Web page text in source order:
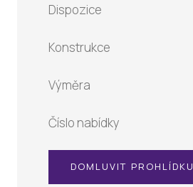
Dispozice
Konstrukce
Výměra
Číslo nabídky
DOMLUVIT PROHLÍDKU